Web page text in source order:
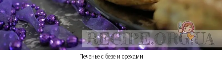
Печенье с безе и орехами